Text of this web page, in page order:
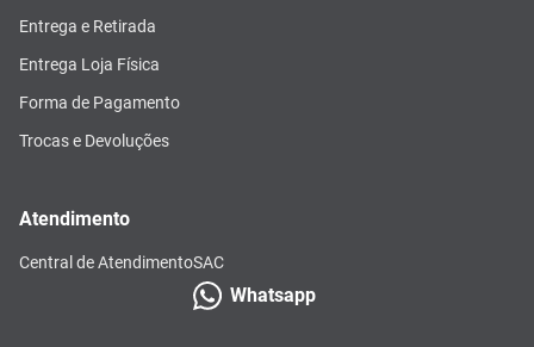
Entrega e Retirada
Entrega Loja Física
Forma de Pagamento
Trocas e Devoluções
Atendimento
Central de AtendimentoSAC
Whatsapp